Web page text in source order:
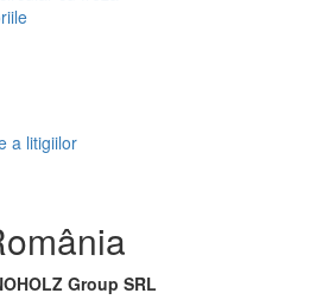
a litigiilor
Group SRL